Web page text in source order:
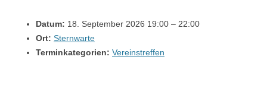
Datum: 18. September 2026 19:00 – 22:00
Ort: Sternwarte
Terminkategorien: Vereinstreffen